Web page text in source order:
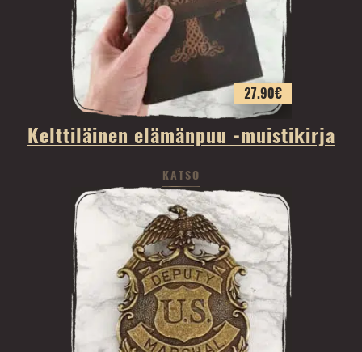
27.90€
Kelttiläinen elämänpuu -muistikirja
KATSO